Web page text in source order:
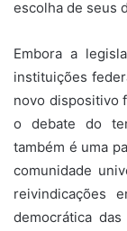
escolha de seus
Embora a
instituições
novo dispositivo
o debate do
também é uma
comunidade
reivindicações
democrática